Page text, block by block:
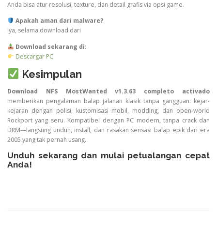
Anda bisa atur resolusi, texture, dan detail grafis via opsi game.
Apakah aman dari malware?
Iya, selama download dari
Download sekarang di:
Descargar PC
Kesimpulan
Download NFS MostWanted v1.3.63 completo activado
memberikan pengalaman balap jalanan klasik tanpa gangguan: kejar-
kejaran dengan polisi, kustomisasi mobil, modding, dan open-world
Rockport yang seru. Kompatibel dengan PC modern, tanpa crack dan
DRM—langsung unduh, install, dan rasakan sensasi balap epik dari era
2005 yang tak pernah usang.
Unduh sekarang dan mulai petualangan cepat
Anda!